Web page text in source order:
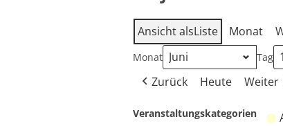
Ansicht alsListe Monat
Monat Tag
Zurück Heute Weiter
Veranstaltungskategorien